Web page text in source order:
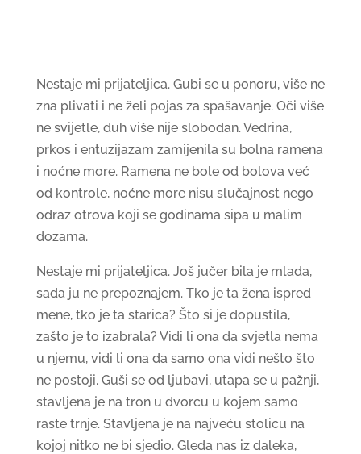
Nestaje mi prijateljica. Gubi se u ponoru, više ne
zna plivati i ne želi pojas za spašavanje. Oči više
ne svijetle, duh više nije slobodan. Vedrina,
prkos i entuzijazam zamijenila su bolna ramena
i noćne more. Ramena ne bole od bolova već
od kontrole, noćne more nisu slučajnost nego
odraz otrova koji se godinama sipa u malim
dozama.
Nestaje mi prijateljica. Još jučer bila je mlada,
sada ju ne prepoznajem. Tko je ta žena ispred
mene, tko je ta starica? Što si je dopustila,
zašto je to izabrala? Vidi li ona da svjetla nema
u njemu, vidi li ona da samo ona vidi nešto što
ne postoji. Guši se od ljubavi, utapa se u pažnji,
stavljena je na tron u dvorcu u kojem samo
raste trnje. Stavljena je na najveću stolicu na
kojoj nitko ne bi sjedio. Gleda nas iz daleka,